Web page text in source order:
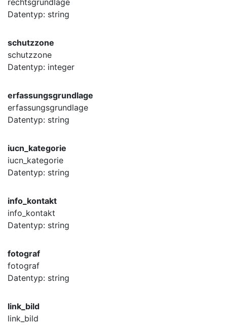
rechtsgrundlage
Datentyp: string
schutzzone
schutzzone
Datentyp: integer
erfassungsgrundlage
erfassungsgrundlage
Datentyp: string
iucn_kategorie
iucn_kategorie
Datentyp: string
info_kontakt
info_kontakt
Datentyp: string
fotograf
fotograf
Datentyp: string
link_bild
link_bild